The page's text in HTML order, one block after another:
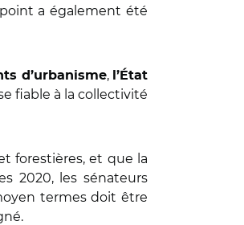
a également été
d’urbanisme, l’État
fiable à la collectivité
forestières, et que la
2020, les sénateurs
termes doit être